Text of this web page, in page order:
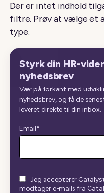
Der er intet indhold
filtre. Prøv at vælge et
type.
Styrk din HR-
nyhedsbrev
Vær på forkant med
nyhedsbrev, og få de
leveret direkte til din inbox.
Email*
Jeg accepterer
modtager e-mails fra